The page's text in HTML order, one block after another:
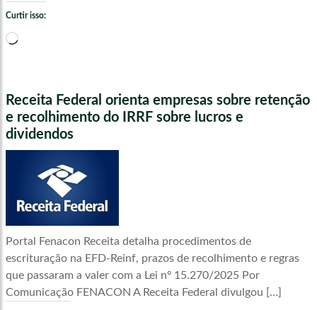
Curtir isso:
Carregando...
Receita Federal orienta empresas sobre retenção
e recolhimento do IRRF sobre lucros e
dividendos
Portal Fenacon Receita detalha procedimentos de
escrituração na EFD-Reinf, prazos de recolhimento e regras
que passaram a valer com a Lei nº 15.270/2025 Por
Comunicação FENACON A Receita Federal divulgou […]